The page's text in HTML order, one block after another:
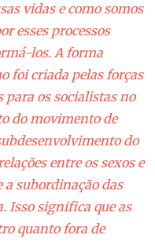
vidas e como somos
esses processos
los. A forma
foi criada pelas forças
os socialistas no
do movimento de
do
entre os sexos e
a subordinação das
Isso significa que as
quanto fora de